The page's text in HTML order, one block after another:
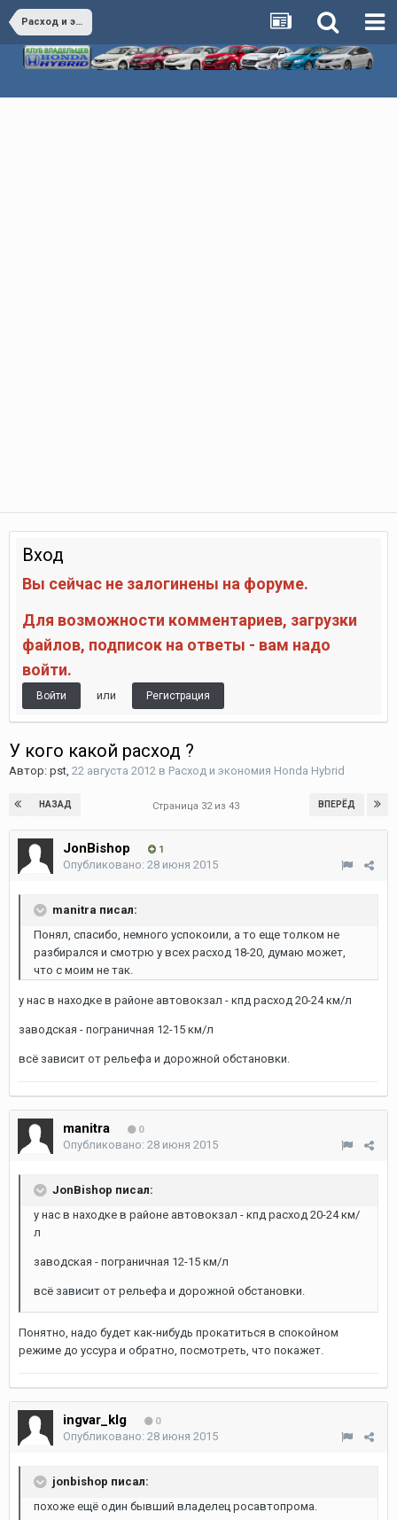
Расход и экономия Honda Hybrid
Вход
Вы сейчас не залогинены на форуме.
Для возможности комментариев, загрузки
файлов, подписок на ответы - вам надо
войти.
Войти или Регистрация
У кого какой расход ?
Автор: pst, 22 августа 2012 в Расход и экономия Honda Hybrid
НАЗАД ВПЕРЁД
Страница 32 из 43
JonBishop 1
Опубликовано: 28 июня 2015
manitra писал:
Понял, спасибо, немного успокоили, а то еще толком не
разбирался и смотрю у всех расход 18-20, думаю может,
что с моим не так.
у нас в находке в районе автовокзал - кпд расход 20-24 км/л
заводская - пограничная 12-15 км/л
всё зависит от рельефа и дорожной обстановки.
manitra 0
Опубликовано: 28 июня 2015
JonBishop писал:
у нас в находке в районе автовокзал - кпд расход 20-24 км/
л
заводская - пограничная 12-15 км/л
всё зависит от рельефа и дорожной обстановки.
Понятно, надо будет как-нибудь прокатиться в спокойном
режиме до уссура и обратно, посмотреть, что покажет.
ingvar_klg 0
Опубликовано: 28 июня 2015
jonbishop писал:
похоже ещё один бывший владелец росавтопрома.